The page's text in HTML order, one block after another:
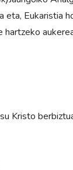
eta, Eukaristia
hartzeko
Kristo